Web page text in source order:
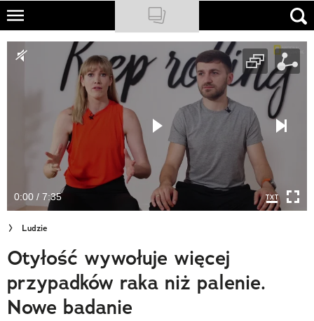
Skip
main
NATIONAL GEOGRAPHIC
TRAVELER
PODCASTY
Newsletter
Cuda Polski
Wielki Konkurs Fotograficzny
Trendbook Podróżniczy
Polecane
0:00 / 7:35
Ludzie
Otyłość wywołuje więcej
przypadków raka niż palenie.
Nowe badanie